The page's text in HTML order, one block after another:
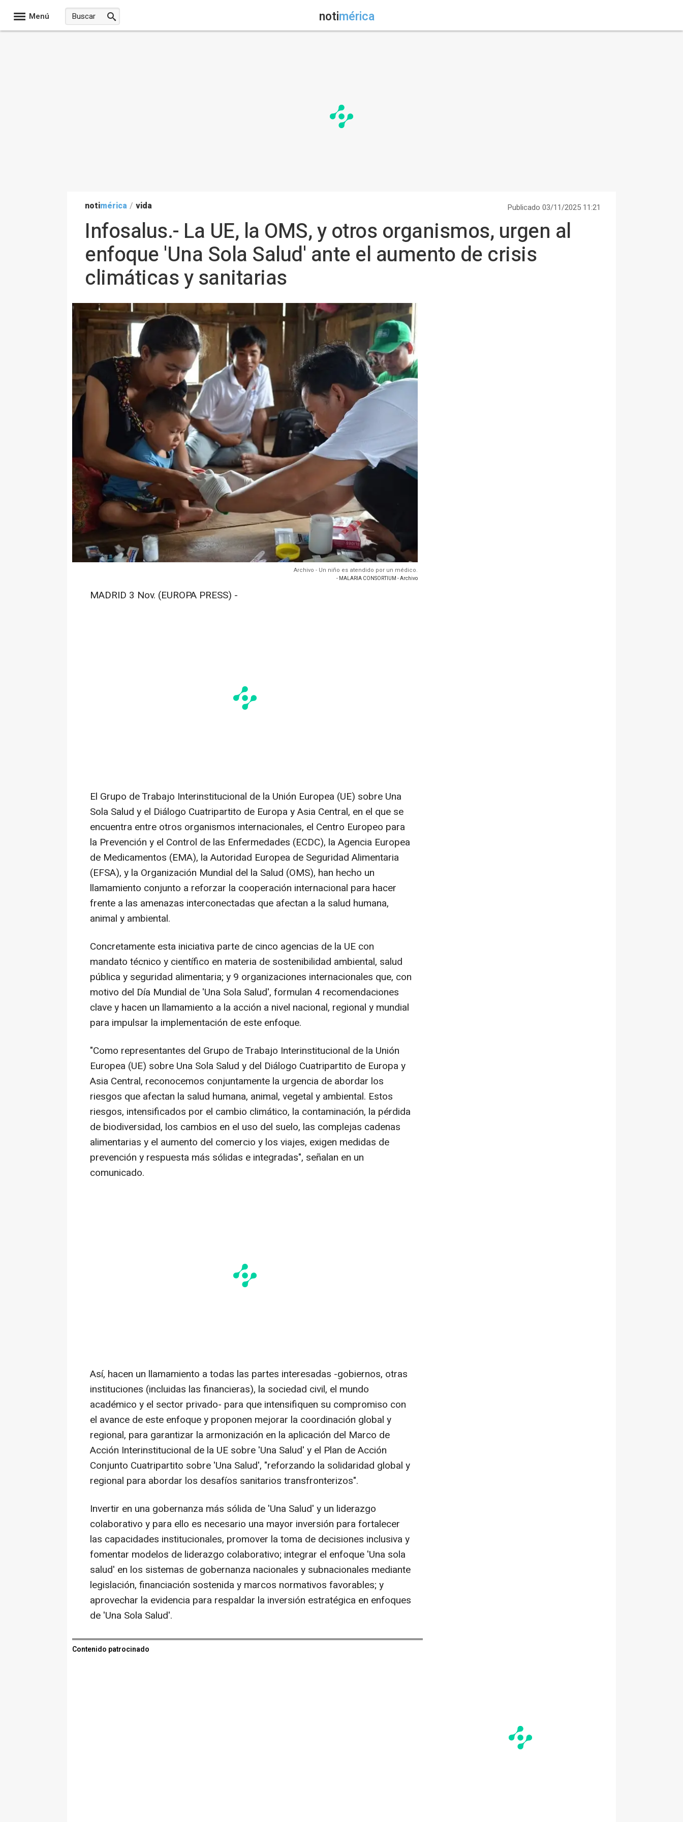
Menú notimérica
notimérica / vida Publicado 03/11/2025 11:21
Infosalus.- La UE, la OMS, y otros organismos, urgen al
enfoque 'Una Sola Salud' ante el aumento de crisis
climáticas y sanitarias
Archivo - Un niño es atendido por un médico.
- MALARIA CONSORTIUM - Archivo
MADRID 3 Nov. (EUROPA PRESS) -
El Grupo de Trabajo Interinstitucional de la Unión Europea (UE) sobre Una
Sola Salud y el Diálogo Cuatripartito de Europa y Asia Central, en el que se
encuentra entre otros organismos internacionales, el Centro Europeo para
la Prevención y el Control de las Enfermedades (ECDC), la Agencia Europea
de Medicamentos (EMA), la Autoridad Europea de Seguridad Alimentaria
(EFSA), y la Organización Mundial del la Salud (OMS), han hecho un
llamamiento conjunto a reforzar la cooperación internacional para hacer
frente a las amenazas interconectadas que afectan a la salud humana,
animal y ambiental.
Concretamente esta iniciativa parte de cinco agencias de la UE con
mandato técnico y científico en materia de sostenibilidad ambiental, salud
pública y seguridad alimentaria; y 9 organizaciones internacionales que, con
motivo del Día Mundial de 'Una Sola Salud', formulan 4 recomendaciones
clave y hacen un llamamiento a la acción a nivel nacional, regional y mundial
para impulsar la implementación de este enfoque.
"Como representantes del Grupo de Trabajo Interinstitucional de la Unión
Europea (UE) sobre Una Sola Salud y del Diálogo Cuatripartito de Europa y
Asia Central, reconocemos conjuntamente la urgencia de abordar los
riesgos que afectan la salud humana, animal, vegetal y ambiental. Estos
riesgos, intensificados por el cambio climático, la contaminación, la pérdida
de biodiversidad, los cambios en el uso del suelo, las complejas cadenas
alimentarias y el aumento del comercio y los viajes, exigen medidas de
prevención y respuesta más sólidas e integradas", señalan en un
comunicado.
Así, hacen un llamamiento a todas las partes interesadas -gobiernos, otras
instituciones (incluidas las financieras), la sociedad civil, el mundo
académico y el sector privado- para que intensifiquen su compromiso con
el avance de este enfoque y proponen mejorar la coordinación global y
regional, para garantizar la armonización en la aplicación del Marco de
Acción Interinstitucional de la UE sobre 'Una Salud' y el Plan de Acción
Conjunto Cuatripartito sobre 'Una Salud', "reforzando la solidaridad global y
regional para abordar los desafíos sanitarios transfronterizos".
Invertir en una gobernanza más sólida de 'Una Salud' y un liderazgo
colaborativo y para ello es necesario una mayor inversión para fortalecer
las capacidades institucionales, promover la toma de decisiones inclusiva y
fomentar modelos de liderazgo colaborativo; integrar el enfoque 'Una sola
salud' en los sistemas de gobernanza nacionales y subnacionales mediante
legislación, financiación sostenida y marcos normativos favorables; y
aprovechar la evidencia para respaldar la inversión estratégica en enfoques
de 'Una Sola Salud'.
Contenido patrocinado